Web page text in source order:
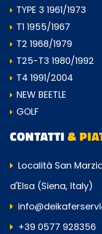
TYPE 3 1961/1973
T1 1955/1967
T2 1968/1979
T25-T3 1980/1992
T4 1991/2004
NEW BEETLE
GOLF
CONTATTI&
Località San
d'Elsa (Siena, Italy)
+39 0577 928356